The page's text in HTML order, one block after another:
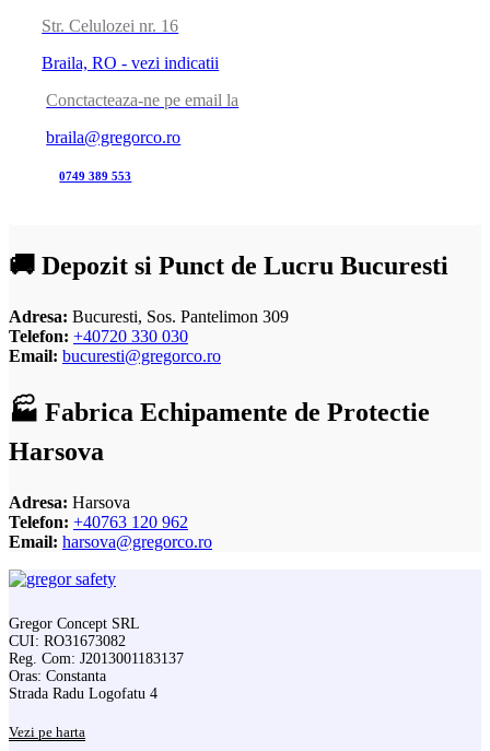
Str. Celulozei nr. 16
Braila, RO - vezi indicatii
Conctacteaza-ne pe email la
braila@gregorco.ro
0749 389 553
🚚 Depozit si Punct de Lucru Bucuresti
Adresa: Bucuresti, Sos. Pantelimon 309
Telefon: +40720 330 030
Email: bucuresti@gregorco.ro
🏭 Fabrica Echipamente de Protectie
Harsova
Adresa: Harsova
Telefon: +40763 120 962
Email: harsova@gregorco.ro
Gregor Concept SRL
CUI: RO31673082
Reg. Com: J2013001183137
Oras: Constanta
Strada Radu Logofatu 4
Vezi pe harta